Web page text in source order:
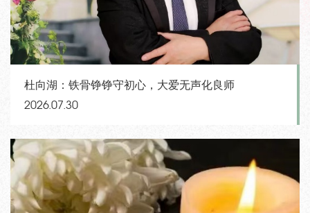
杜向湖：铁骨铮铮守初心，大爱无声化良师
2026.07.30